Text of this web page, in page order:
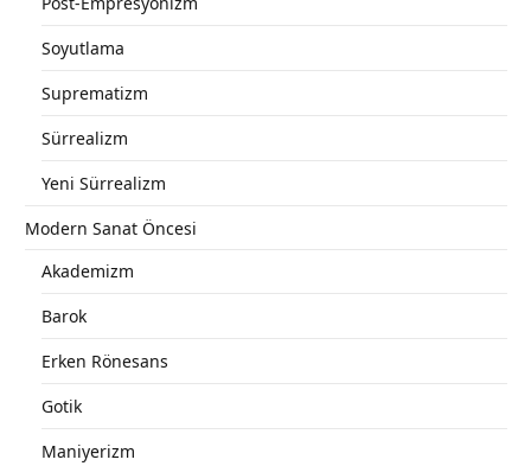
Soyutlama
Suprematizm
Sürrealizm
Yeni Sürrealizm
Modern Sanat Öncesi
Akademizm
Barok
Erken Rönesans
Gotik
Maniyerizm